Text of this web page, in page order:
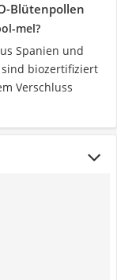
Blütenpollen
mel?
Spanien und
sind biozertifiziert
Verschluss